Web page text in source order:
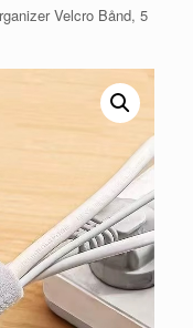
Velcro Bånd, 5